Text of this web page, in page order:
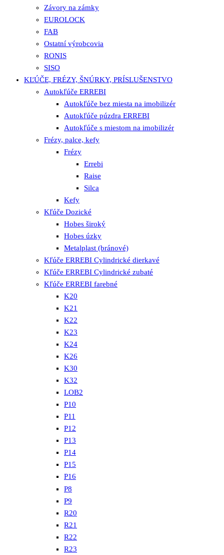
Závory na zámky
EUROLOCK
FAB
Ostatní výrobcovia
RONIS
SISO
KĽÚČE, FRÉZY, ŠNÚRKY, PRÍSLUŠENSTVO
Autokľúče ERREBI
Autokľúče bez miesta na imobilizér
Autokľúče púzdra ERREBI
Autokľúče s miestom na imobilizér
Frézy, palce, kefy
Frézy
Errebi
Raise
Silca
Kefy
Kľúče Dozické
Hobes široký
Hobes úzky
Metalplast (bránové)
Kľúče ERREBI Cylindrické dierkavé
Kľúče ERREBI Cylindrické zubaté
Kľúče ERREBI farebné
K20
K21
K22
K23
K24
K26
K30
K32
LOB2
P10
P11
P12
P13
P14
P15
P16
P8
P9
R20
R21
R22
R23